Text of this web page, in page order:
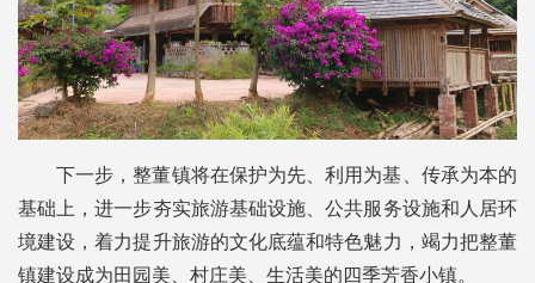
下一步，整董镇将在保护为先、利用为基、传承为本的
基础上，进一步夯实旅游基础设施、公共服务设施和人居环
境建设，着力提升旅游的文化底蕴和特色魅力，竭力把整董
镇建设成为田园美、村庄美、生活美的四季芳香小镇。